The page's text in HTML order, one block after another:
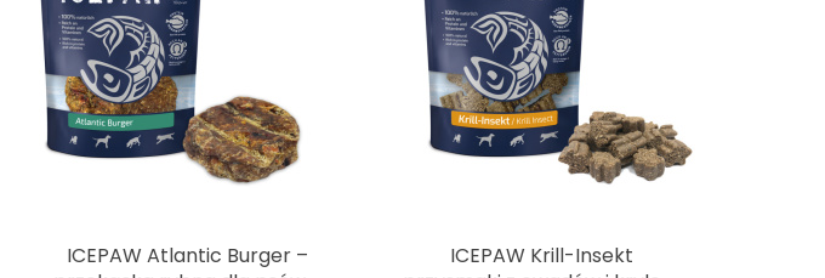
ICEPAW Atlantic Burger –
ICEPAW Krill-Insekt